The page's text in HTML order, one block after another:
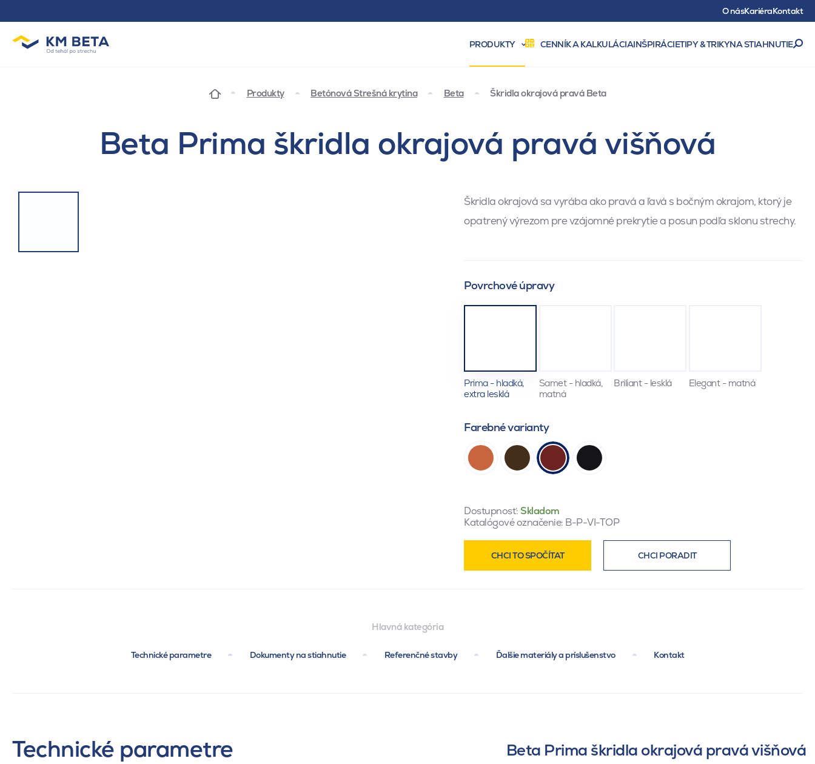
O násKariéraKontakt
PRODUKTY CENNÍK A KALKULÁCIAINŠPIRÁCIETIPY & TRIKYNA STIAHNUTIE
Produkty Betónová Strešná krytina Beta Škridla okrajová pravá Beta
Beta Prima škridla okrajová pravá višňová
Škridla okrajová sa vyrába ako pravá a ľavá s bočným okrajom, ktorý je
opatrený výrezom pre vzájomné prekrytie a posun podľa sklonu strechy.
Povrchové úpravy
Prima - hladká,
extra lesklá
Samet - hladká,
matná
Briliant - lesklá Elegant - matná
Farebné varianty
Dostupnosť: Skladom
Katalógové označenie: B-P-VI-TOP
CHCI TO SPOČÍTAT CHCI PORADIT
Hlavná kategória
Technické parametre Dokumenty na stiahnutie Referenčné stavby Ďalšie materiály a príslušenstvo Kontakt
Technické parametre Beta Prima škridla okrajová pravá višňová